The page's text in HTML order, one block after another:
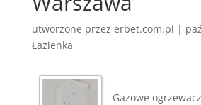
utworzone przez erbet.com.pl |
Łazienka
Gazowe